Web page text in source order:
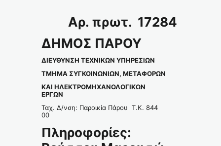
Αρ. πρωτ. 17284
ΔΗΜΟΣ ΠΑΡΟΥ
ΔΙΕΥΘΥΝΣΗ ΤΕΧΝΙΚΩΝ ΥΠΗΡΕΣΙΩΝ
ΤΜΗΜΑ ΣΥΓΚΟΙΝΩΝΙΩΝ, ΜΕΤΑΦΟΡΩΝ
ΚΑΙ ΗΛΕΚΤΡΟΜΗΧΑΝΟΛΟΓΙΚΩΝ
ΕΡΓΩΝ
Ταχ. Δ/νση: Παροικία Πάρου Τ.Κ. 844
00
Πληροφορίες: